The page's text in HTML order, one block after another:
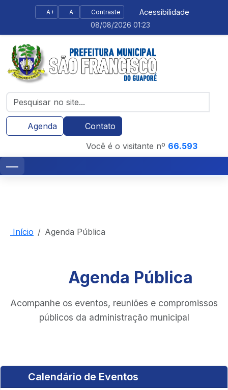
A+ A- Contraste Acessibilidade
08/08/2026 01:23
Agenda
Contato
Você é o visitante nº 66.593
Início Agenda Pública
Agenda Pública
Acompanhe os eventos, reuniões e compromissos
públicos da administração municipal
Calendário de Eventos